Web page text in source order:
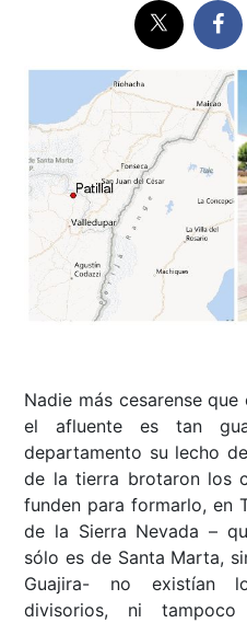
Nadie más cesarense
el afluente es tan
departamento su lecho
de la tierra brotaron los
funden para formarlo, en
de la Sierra Nevada –
sólo es de Santa Marta,
Guajira- no existían
divisorios, ni